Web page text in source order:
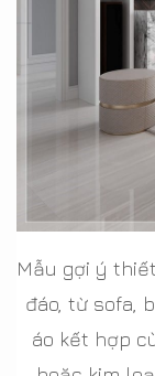
Mẫu gợi ý
đáo, từ sofa,
áo kết hợp